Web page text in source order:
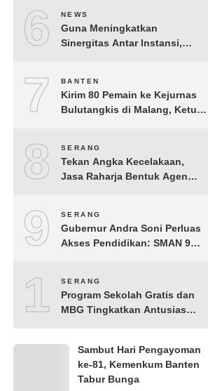
6 NEWS
Guna Meningkatkan
Sinergitas Antar Instansi,
Cukai Khusus Kepri
7 BANTEN
Kirim 80 Pemain ke Kejurnas
Bulutangkis di Malang, Ketua
Hasil Terbaik
8 SERANG
Tekan Angka Kecelakaan,
Jasa Raharja Bentuk Agen
Taktakan
9 SERANG
Gubernur Andra Soni Perluas
Akses Pendidikan: SMAN 9
10SERANG
Program Sekolah Gratis dan
MBG Tingkatkan Antusias
Sambut Hari Pengayoman
ke-81, Kemenkum Banten
Tabur Bunga